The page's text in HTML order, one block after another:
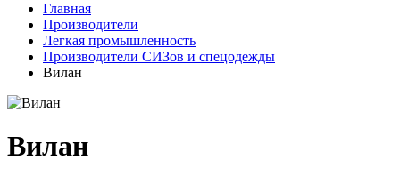
Главная
Производители
Легкая промышленность
Производители СИЗов и спецодежды
Вилан
Вилан